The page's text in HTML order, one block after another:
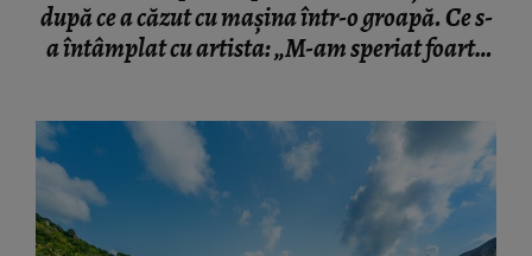
după ce a căzut cu mașina într-o groapă. Ce s-
a întâmplat cu artista: „M-am speriat foarte